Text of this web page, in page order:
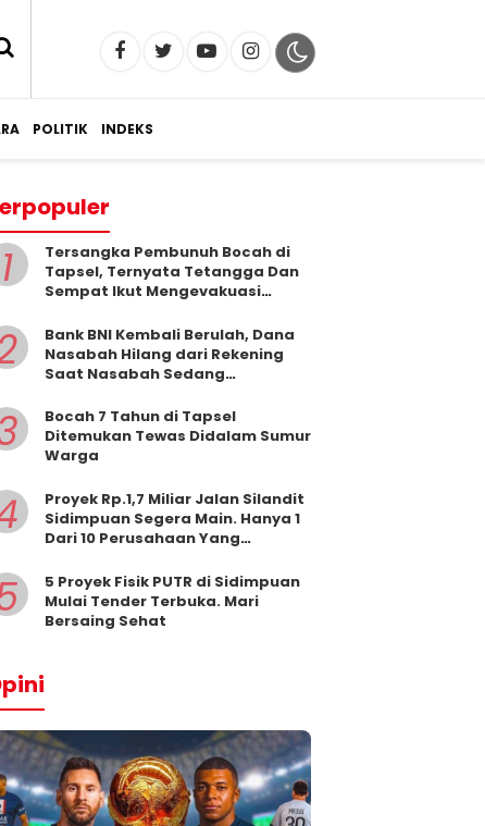
POLITIK INDEKS
1
Tersangka Pembunuh Bocah di
Tapsel, Ternyata Tetangga Dan
Sempat Ikut Mengevakuasi
Bank BNI Kembali Berulah, Dana
Nasabah Hilang dari Rekening
Saat Nasabah Sedang
Bocah 7 Tahun di Tapsel
Ditemukan Tewas Didalam Sumur
Warga
Proyek Rp.1,7 Miliar Jalan Silandit
Sidimpuan Segera Main. Hanya 1
Dari 10 Perusahaan Yang
5 Proyek Fisik PUTR di Sidimpuan
Mulai Tender Terbuka. Mari
Bersaing Sehat